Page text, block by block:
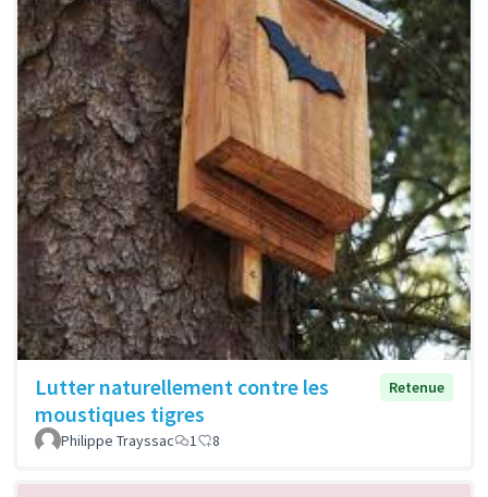
Lutter naturellement contre les
moustiques tigres
Retenue
Philippe Trayssac 1 8